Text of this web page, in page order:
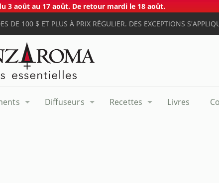
3 août au 17 août. De retour mardi le 18 août.
DE 100 $ ET PLUS À PRIX RÉGULIER. DES EXCEPTIONS
Diffuseurs Recettes Livres